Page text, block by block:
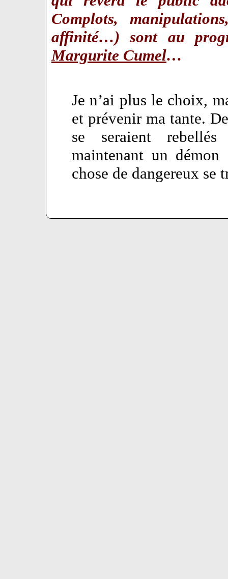
Complots,
affinité…) sont au
Margurite Cumel…
Je n’ai plus le choix,
et prévenir ma tante.
se seraient
maintenant un
chose de dangereux se